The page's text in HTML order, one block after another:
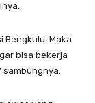
Bengkulu. Maka
bisa bekerja
sambungnya.